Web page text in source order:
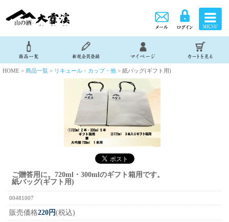
HOME > 商品一覧 > リキュール・カップ・他 > 紙バッグ(ギフト用)
ご贈答用に。720ml・300mlのギフト箱用です。
紙バッグ(ギフト用)
00481007
販売価格220円(税込)